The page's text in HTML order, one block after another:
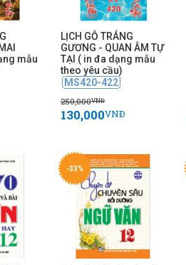
mẫu
LỊCH GỖ TRÁNG
GƯƠNG - QUAN ÂM TỰ
TẠI ( in đa dạng mẫu
theo yêu cầu)
MS420-422
250,000VNĐ
130,000VNĐ
-33%